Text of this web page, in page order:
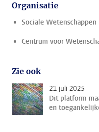
Organisatie
Sociale Wetenschappen
Centrum voor
Zie ook
21 juli 2025
Dit platform
en